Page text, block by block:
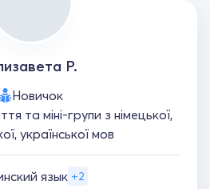
Р.
Новичок
та міні-групи з німецької,
української мов
язык +2